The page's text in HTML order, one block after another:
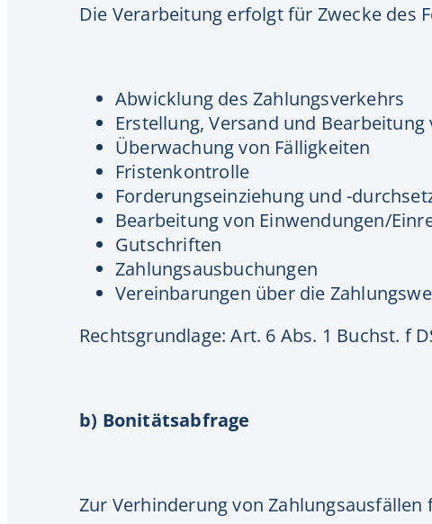
Die Verarbeitung erfolgt für Zwecke des
Abwicklung des Zahlungsverkehrs
Erstellung, Versand und Bearbeitung
Überwachung von Fälligkeiten
Fristenkontrolle
Forderungseinziehung und -
Bearbeitung von Einwendungen/
Gutschriften
Zahlungsausbuchungen
Vereinbarungen über die
Rechtsgrundlage: Art. 6 Abs. 1 Buchst. f
b) Bonitätsabfrage
Zur Verhinderung von